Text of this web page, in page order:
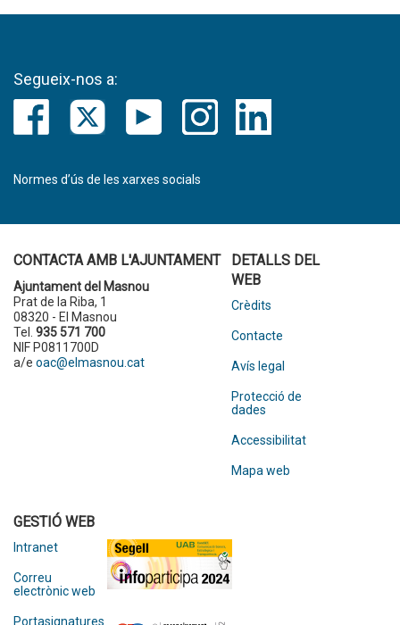
Segueix-nos a:
Normes d’ús de les xarxes socials
CONTACTA AMB L'AJUNTAMENT
Ajuntament del Masnou
Prat de la Riba, 1
08320 - El Masnou
Tel. 935 571 700
NIF P0811700D
a/e oac@elmasnou.cat
DETALLS DEL
WEB
Crèdits
Contacte
Avís legal
Protecció de
dades
Accessibilitat
Mapa web
GESTIÓ WEB
Intranet
Correu
electrònic web
Portasignatures